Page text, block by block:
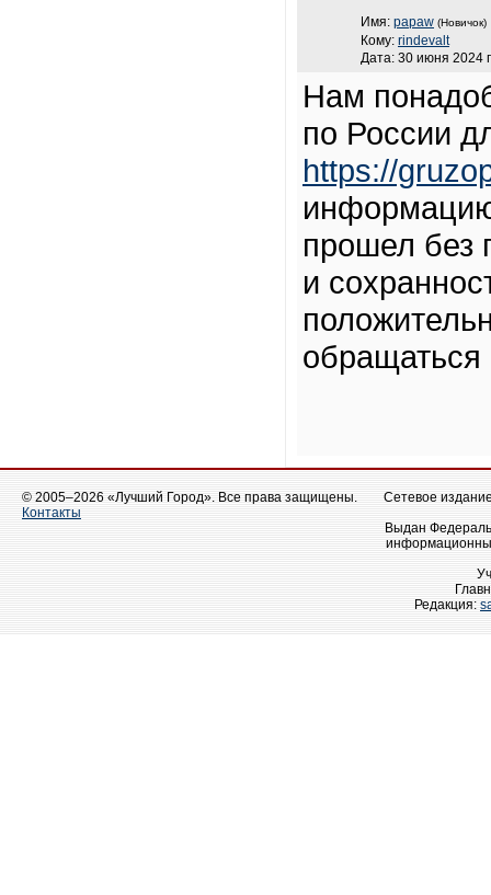
Имя: papaw (Новичок)
Кому: rindevalt
Дата: 30 июня 2024
Нам
по России
https://
прошел без
и
обращаться
© 2005–2026 «Лучший Город». Все права защищены.
Контакты
Сетевое
Выдан
Редакция: